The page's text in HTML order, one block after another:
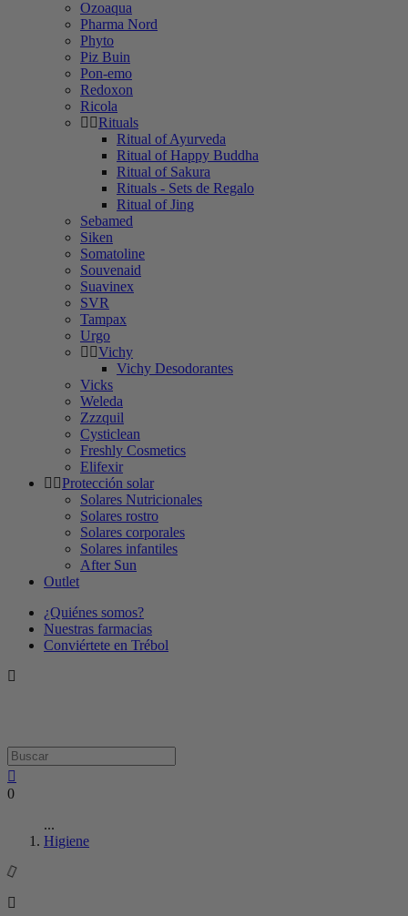
Ozoaqua
Pharma Nord
Phyto
Piz Buin
Pon-emo
Redoxon
Ricola
Rituals
Ritual of Ayurveda
Ritual of Happy Buddha
Ritual of Sakura
Rituals - Sets de Regalo
Ritual of Jing
Sebamed
Siken
Somatoline
Souvenaid
Suavinex
SVR
Tampax
Urgo
Vichy
Vichy Desodorantes
Vicks
Weleda
Zzzquil
Cysticlean
Freshly Cosmetics
Elifexir
Protección solar
Solares Nutricionales
Solares rostro
Solares corporales
Solares infantiles
After Sun
Outlet
¿Quiénes somos?
Nuestras farmacias
Conviértete en Trébol
0
...
Higiene